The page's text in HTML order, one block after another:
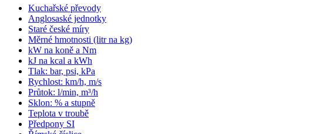
Kuchařské převody
Anglosaské jednotky
Staré české míry
Měrné hmotnosti (litr na kg)
kW na koně a Nm
kJ na kcal a kWh
Tlak: bar, psi, kPa
Rychlost: km/h, m/s
Průtok: l/min, m³/h
Sklon: % a stupně
Teplota v troubě
Předpony SI